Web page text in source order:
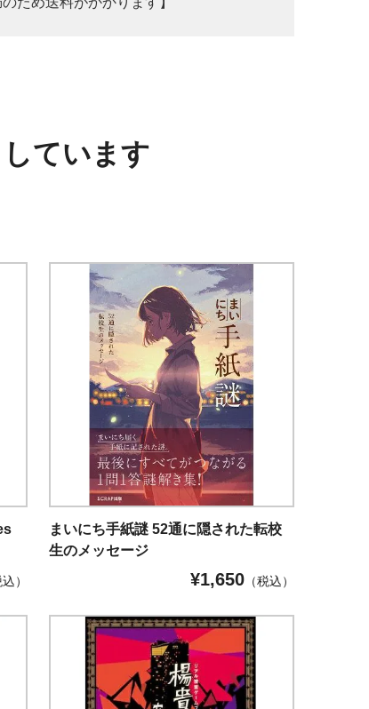
ています
）
まいにち手紙謎 52通に隠された転校
生のメッセージ
¥1,650（税込）